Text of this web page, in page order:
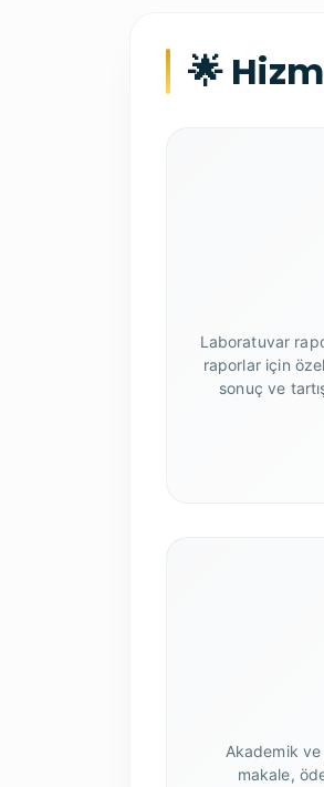
🌟
Laboratuvar
raporlar için
sonuç ve
Akademik ve
makale,